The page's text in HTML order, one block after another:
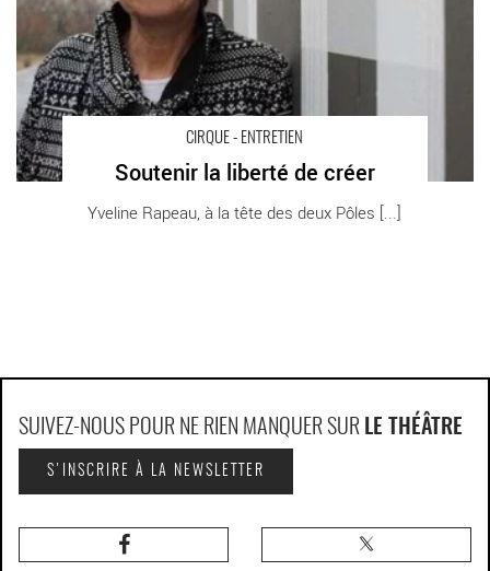
CIRQUE - ENTRETIEN
Soutenir la liberté de créer
Yveline Rapeau, à la tête des deux Pôles [...]
SUIVEZ-NOUS POUR NE RIEN MANQUER SUR LE THÉÂTRE
S'INSCRIRE À LA NEWSLETTER